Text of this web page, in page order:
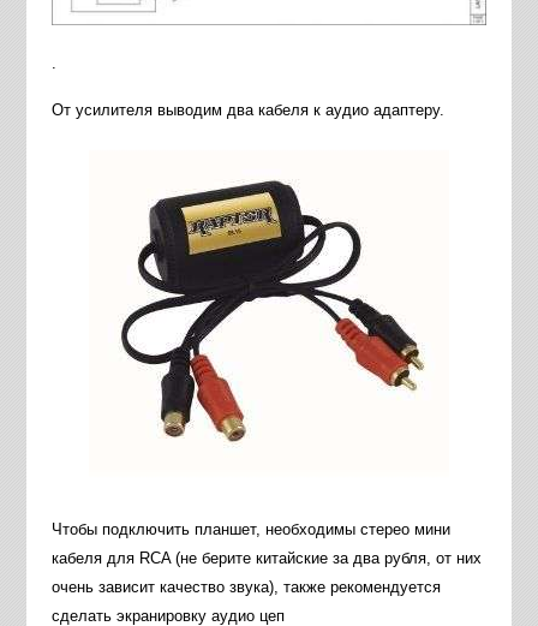
От усилителя выводим два кабеля к аудио адаптеру.
Чтобы подключить планшет, необходимы стерео мини
кабеля для RCA (не берите китайские за два рубля, от них
очень зависит качество звука), также рекомендуется
сделать экранировку аудио цеп